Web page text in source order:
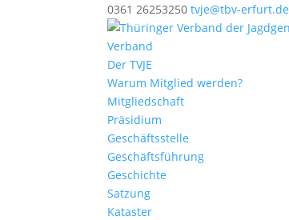
0361 26253250 tvje@tbv-erfurt.de
Verband
Der TVJE
Warum Mitglied werden?
Mitgliedschaft
Präsidium
Geschäftsstelle
Geschäftsführung
Geschichte
Satzung
Kataster